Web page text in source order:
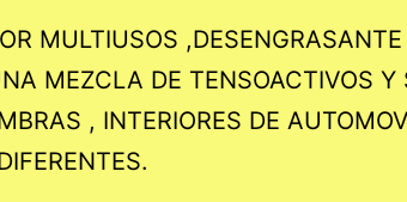
MULTIUSOS
MEZCLA DE TENSOACTIVOS
, INTERIORES DE